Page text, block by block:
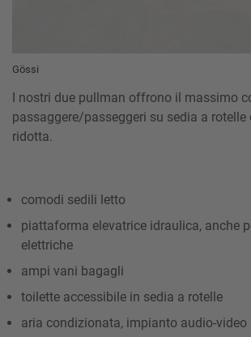
Gössi
I nostri due pullman offrono il massimo
passaggere/passeggeri su sedia a
ridotta.
comodi sedili letto
piattaforma elevatrice idraulica, anche
elettriche
ampi vani bagagli
toilette accessibile in sedia a rotelle
aria condizionata, impianto audio-video